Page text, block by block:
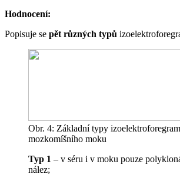
Hodnocení:
Popisuje se pět různých typů
Obr. 4: Základní typy
mozkomíšního moku
Typ 1 – v séru i v moku pouze
nález;